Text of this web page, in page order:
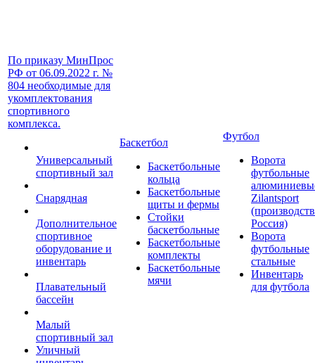
По приказу МинПрос
РФ от 06.09.2022 г. №
804 необходимые для
укомплектования
спортивного
комплекса.
Универсальный
спортивный зал
Снарядная
Дополнительное
спортивное
оборудование и
инвентарь
Плавательный
бассейн
Малый
спортивный зал
Уличный
Баскетбол
Баскетбольные
кольца
Баскетбольные
щиты и фермы
Стойки
баскетбольные
Баскетбольные
комплекты
Баскетбольные
мячи
Футбол
Ворота
футбольные
Zilantsport
Россия)
Ворота
футбольные
стальные
Инвентарь
для футбола